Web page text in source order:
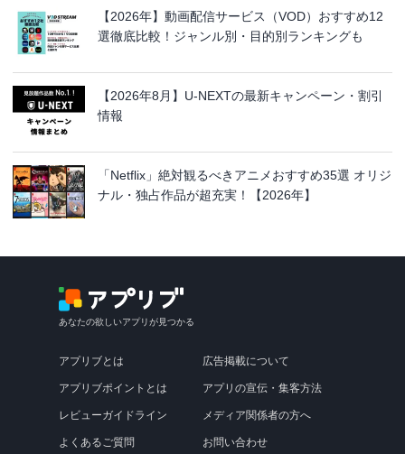
【2026年】動画配信サービス（VOD）おすすめ12
選徹底比較！ジャンル別・目的別ランキングも
【2026年8月】U-NEXTの最新キャンペーン・割引
情報
「Netflix」絶対観るべきアニメおすすめ35選 オリジ
ナル・独占作品が超充実！【2026年】
あなたの欲しいアプリが見つかる
アプリブとは
アプリブポイントとは
レビューガイドライン
よくあるご質問
広告掲載について
アプリの宣伝・集客方法
メディア関係者の方へ
お問い合わせ